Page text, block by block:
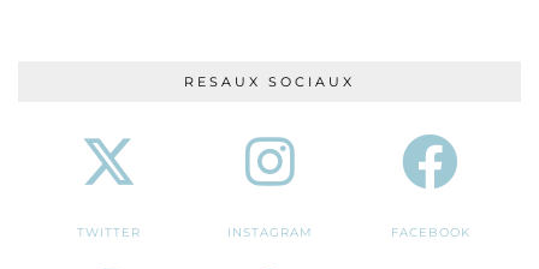
RESAUX SOCIAUX
TWITTER INSTAGRAM FACEBOOK